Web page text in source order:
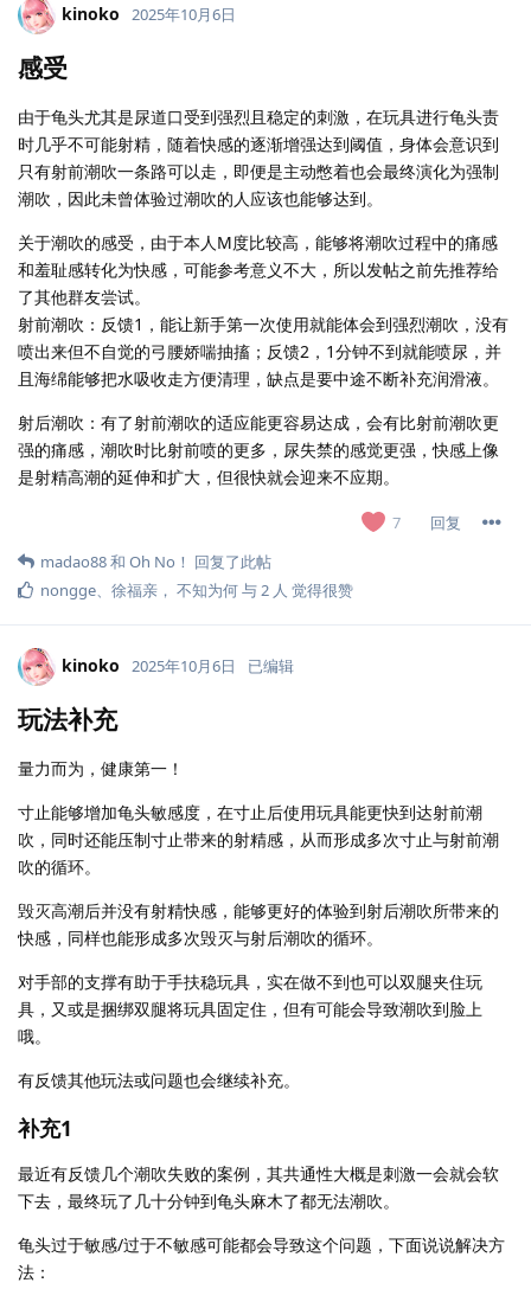
kinoko 2025年10月6日
感受
由于龟头尤其是尿道口受到强烈且稳定的刺激，在玩具进行龟头责
时几乎不可能射精，随着快感的逐渐增强达到阈值，身体会意识到
只有射前潮吹一条路可以走，即便是主动憋着也会最终演化为强制
潮吹，因此未曾体验过潮吹的人应该也能够达到。
关于潮吹的感受，由于本人M度比较高，能够将潮吹过程中的痛感
和羞耻感转化为快感，可能参考意义不大，所以发帖之前先推荐给
了其他群友尝试。
射前潮吹：反馈1，能让新手第一次使用就能体会到强烈潮吹，没有
喷出来但不自觉的弓腰娇喘抽搐；反馈2，1分钟不到就能喷尿，并
且海绵能够把水吸收走方便清理，缺点是要中途不断补充润滑液。
射后潮吹：有了射前潮吹的适应能更容易达成，会有比射前潮吹更
强的痛感，潮吹时比射前喷的更多，尿失禁的感觉更强，快感上像
是射精高潮的延伸和扩大，但很快就会迎来不应期。
7
回复
madao88和 Oh No！ 回复了此帖
nongge、 徐福亲 ， 不知为何与2 人 觉得很赞
kinoko 2025年10月6日 已编辑
玩法补充
量力而为，健康第一！
寸止能够增加龟头敏感度，在寸止后使用玩具能更快到达射前潮
吹，同时还能压制寸止带来的射精感，从而形成多次寸止与射前潮
吹的循环。
毁灭高潮后并没有射精快感，能够更好的体验到射后潮吹所带来的
快感，同样也能形成多次毁灭与射后潮吹的循环。
对手部的支撑有助于手扶稳玩具，实在做不到也可以双腿夹住玩
具，又或是捆绑双腿将玩具固定住，但有可能会导致潮吹到脸上
哦。
有反馈其他玩法或问题也会继续补充。
补充1
最近有反馈几个潮吹失败的案例，其共通性大概是刺激一会就会软
下去，最终玩了几十分钟到龟头麻木了都无法潮吹。
龟头过于敏感/过于不敏感可能都会导致这个问题，下面说说解决方
法：